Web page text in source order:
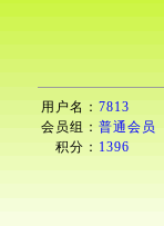
用户名： 7813
会员组： 普通会员
积分： 1396